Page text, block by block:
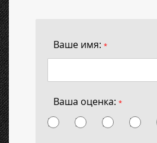
Ваше имя: *
Ваша оценка: *